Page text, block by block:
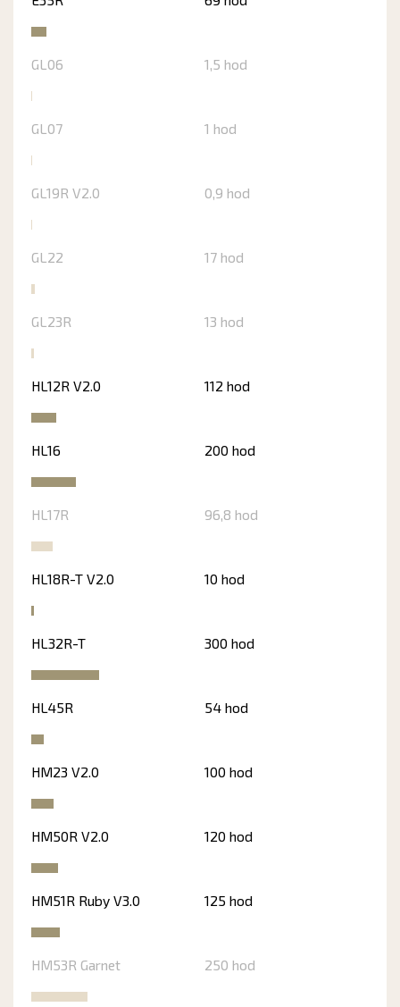
GL06 1,5 hod
GL07 1 hod
GL19R V2.0 0,9 hod
GL22 17 hod
GL23R 13 hod
HL12R V2.0 112 hod
HL16 200 hod
HL17R 96,8 hod
HL18R-T V2.0 10 hod
HL32R-T 300 hod
HL45R 54 hod
HM23 V2.0 100 hod
HM50R V2.0 120 hod
HM51R Ruby V3.0 125 hod
HM53R Garnet 250 hod